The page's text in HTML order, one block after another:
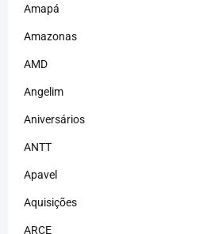
Amapá
Amazonas
AMD
Angelim
Aniversários
ANTT
Apavel
Aquisições
ARCE